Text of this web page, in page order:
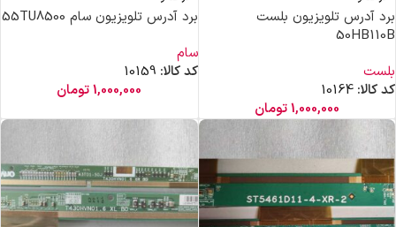
برد آدرس تلویزیون بلست
50HB110B
بلست
کد کالا: 10164
1,000,000تومان
برد آدرس تلویزیون سام 55TU8500
سام
کد کالا: 10159
1,000,000تومان